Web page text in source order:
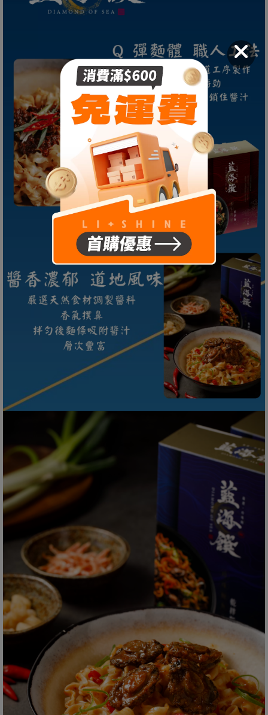
加購價$279
五膳蛋白機能飲-玫瑰(7包/盒；每盒245克
±5%) 單盒 2027.01.20 -加購價$675 (現省75
元)
RE4DAY PDRN膠原亮妍飲
膠原亮妍飲(15g/15條/盒) 單盒 -加購價$850
(現省30元)